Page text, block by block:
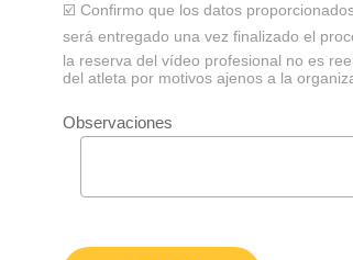
☑️ Confirmo que los datos
será entregado una vez finalizado el
la reserva del vídeo profesional no es
del atleta por motivos ajenos a la
Observaciones